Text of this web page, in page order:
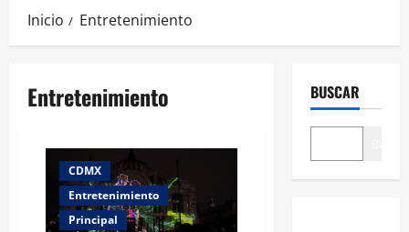
Inicio Entretenimiento
Entretenimiento
CDMX
Entretenimiento
Principal
BUSCAR